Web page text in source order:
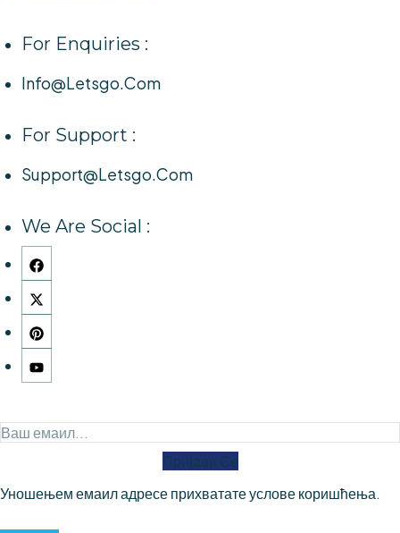
For Enquiries :
Info@letsgo.com
For Support :
Support@letsgo.com
We Are Social :
Пријави Се
Уношењем емаил адресе прихватате услове коришћења.